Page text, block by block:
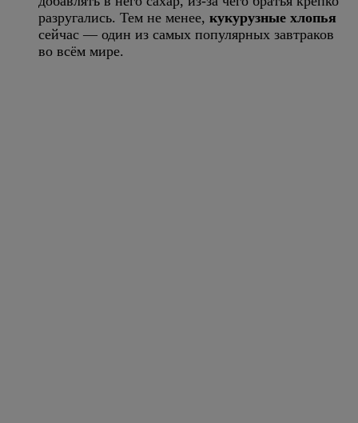
разругались. Тем не менее, кукурузные хлопья
сейчас — один из самых популярных завтраков
во всём мире.